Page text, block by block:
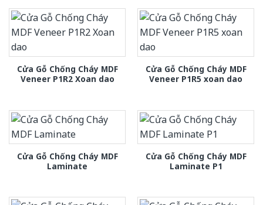
Cửa Gỗ Chống Cháy MDF
Veneer P1R2 Xoan dao
Cửa Gỗ Chống Cháy MDF
Veneer P1R5 xoan dao
Cửa Gỗ Chống Cháy MDF
Laminate
Cửa Gỗ Chống Cháy MDF
Laminate P1